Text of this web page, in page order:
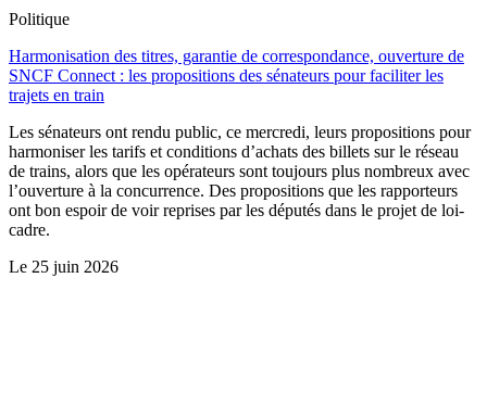
Politique
Harmonisation des titres, garantie de correspondance, ouverture de
SNCF Connect : les propositions des sénateurs pour faciliter les
trajets en train
Les sénateurs ont rendu public, ce mercredi, leurs propositions pour
harmoniser les tarifs et conditions d’achats des billets sur le réseau
de trains, alors que les opérateurs sont toujours plus nombreux avec
l’ouverture à la concurrence. Des propositions que les rapporteurs
ont bon espoir de voir reprises par les députés dans le projet de loi-
cadre.
Le 25 juin 2026